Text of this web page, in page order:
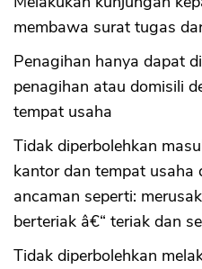
membawa surat tugas
Penagihan hanya dapat
penagihan atau domisili
tempat usaha
Tidak diperbolehkan
kantor dan tempat usaha
ancaman seperti:
berteriak â€“ teriak dan
Tidak diperbolehkan